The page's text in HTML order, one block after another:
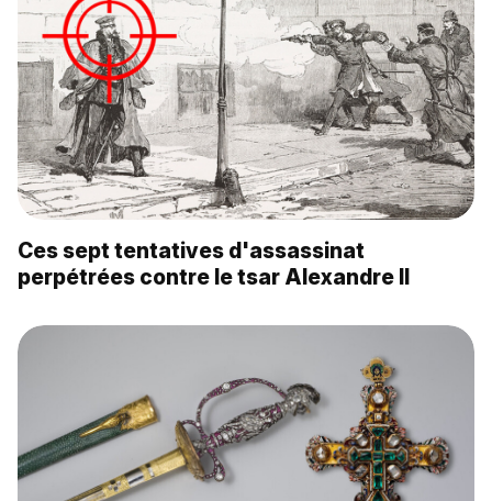
Ces sept tentatives d'assassinat
perpétrées contre le tsar Alexandre II